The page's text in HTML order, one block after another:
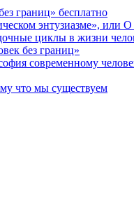
границ» бесплатно
энтузиазме», или О
циклы в жизни
без границ»
современному
что мы существуем